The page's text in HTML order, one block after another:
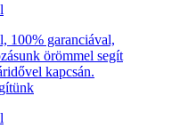
100% garanciával,
örömmel segít
kapcsán.